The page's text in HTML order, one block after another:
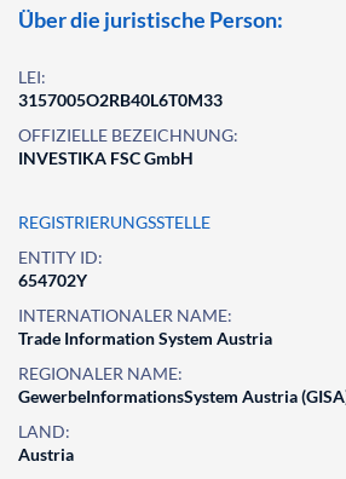
Über die juristische Person:
LEI:
3157005O2RB40L6T0M33
OFFIZIELLE BEZEICHNUNG:
INVESTIKA FSC GmbH
REGISTRIERUNGSSTELLE
ENTITY ID:
654702Y
INTERNATIONALER NAME:
Trade Information System Austria
REGIONALER NAME:
GewerbeInformationsSystem Austria
LAND:
Austria